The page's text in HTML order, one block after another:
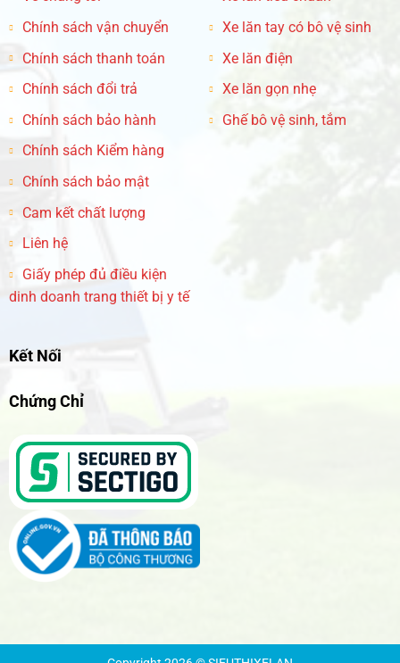
Chính sách vận chuyển
Chính sách thanh toán
Chính sách đổi trả
Chính sách bảo hành
Chính sách Kiểm hàng
Chính sách bảo mật
Cam kết chất lượng
Liên hệ
Giấy phép đủ điều kiện
dinh doanh trang thiết bị y tế
Xe lăn tay có bô vệ sinh
Xe lăn điện
Xe lăn gọn nhẹ
Ghế bô vệ sinh, tắm
Kết Nối
Chứng Chỉ